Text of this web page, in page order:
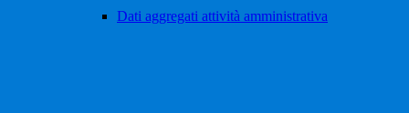
Dati aggregati attività amministrativa